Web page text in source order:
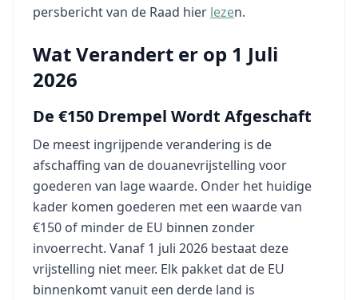
persbericht van de Raad hier lezen.
Wat Verandert er op 1 Juli
2026
De €150 Drempel Wordt Afgeschaft
De meest ingrijpende verandering is de
afschaffing van de douanevrijstelling voor
goederen van lage waarde. Onder het huidige
kader komen goederen met een waarde van
€150 of minder de EU binnen zonder
invoerrecht. Vanaf 1 juli 2026 bestaat deze
vrijstelling niet meer. Elk pakket dat de EU
binnenkomt vanuit een derde land is